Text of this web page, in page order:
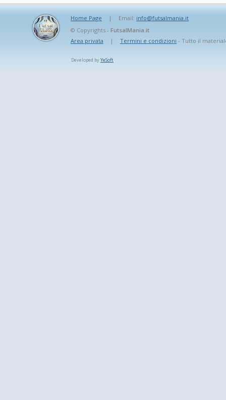
Home Page | Email: info@futsalmania.it
© Copyrights - FutsalMania.it
Area privata
| Termini e condizioni - Tutto il
Developed byYeSoft